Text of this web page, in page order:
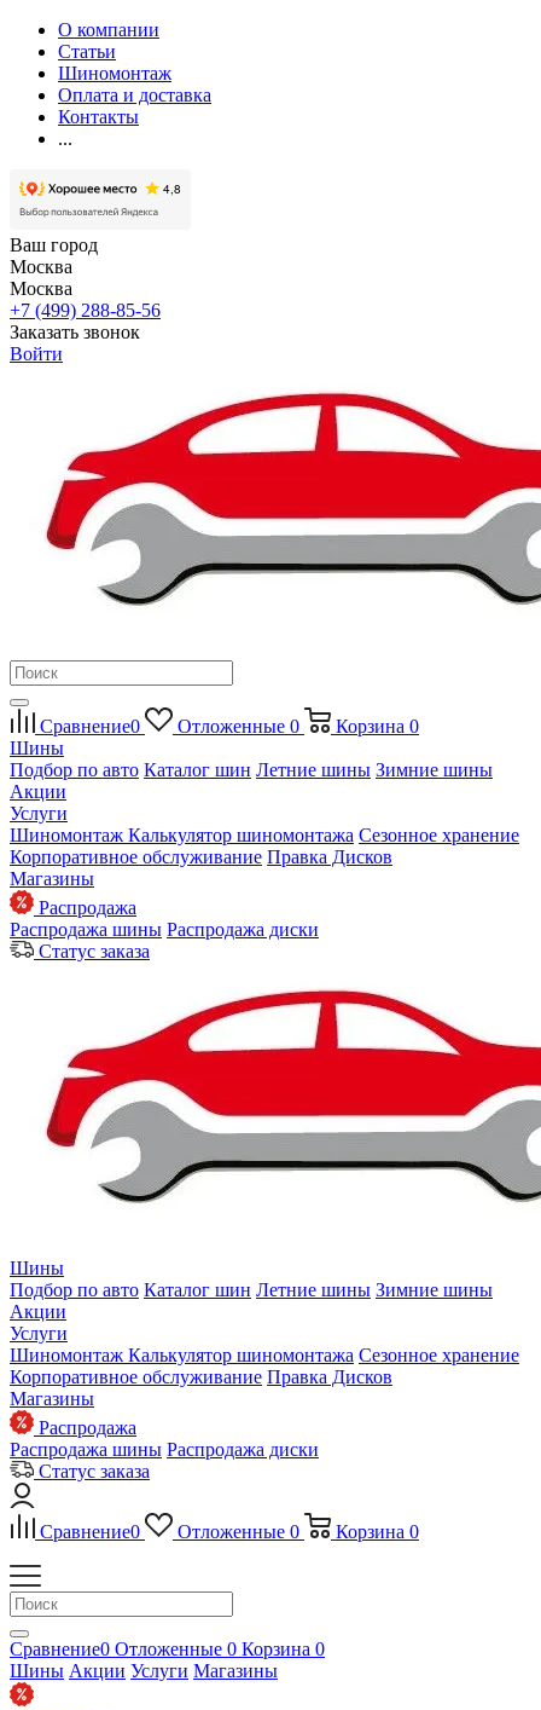
О компании
Статьи
Шиномонтаж
Оплата и доставка
Контакты
...
Ваш город
Москва
Москва
+7 (499) 288-85-56
Заказать звонок
Войти
Сравнение0 Отложенные 0 Корзина 0
Шины
Подбор по авто Каталог шин Летние шины Зимние шины
Акции
Услуги
Шиномонтаж Калькулятор шиномонтажа Сезонное хранение
Корпоративное обслуживание Правка Дисков
Магазины
Распродажа
Распродажа шины Распродажа диски
Статус заказа
Шины
Подбор по авто Каталог шин Летние шины Зимние шины
Акции
Услуги
Шиномонтаж Калькулятор шиномонтажа Сезонное хранение
Корпоративное обслуживание Правка Дисков
Магазины
Распродажа
Распродажа шины Распродажа диски
Статус заказа
Сравнение0 Отложенные 0 Корзина 0
Сравнение0 Отложенные 0 Корзина 0
Шины Акции Услуги Магазины